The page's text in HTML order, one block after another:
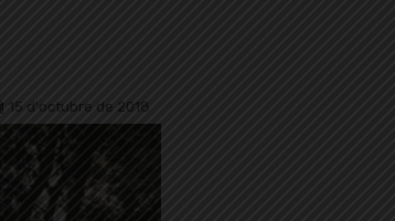
15 d'octubre de 2018